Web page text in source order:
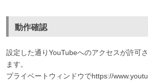
動作確認
設定した通りYouTubeへのアクセスが許可
ます。
プライベートウィンドウでhttps://